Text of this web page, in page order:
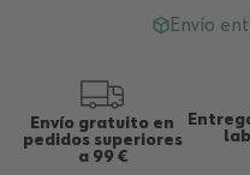
Envío
Envío gratuito en
pedidos superiores
a 99 €